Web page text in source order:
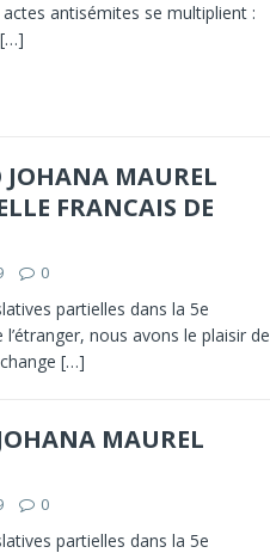
antisémites se multiplient :
[…]
MAUREL
FRANCAIS DE
0
partielles dans la 5e
nous avons le plaisir de
[…]
MAUREL
0
partielles dans la 5e